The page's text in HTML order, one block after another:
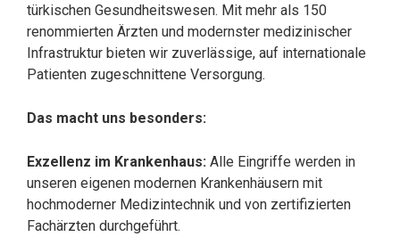
türkischen Gesundheitswesen. Mit mehr als 150
renommierten Ärzten und modernster medizinischer
Infrastruktur bieten wir zuverlässige, auf internationale
Patienten zugeschnittene Versorgung.
Das macht uns besonders:
Exzellenz im Krankenhaus: Alle Eingriffe werden in
unseren eigenen modernen Krankenhäusern mit
hochmoderner Medizintechnik und von zertifizierten
Fachärzten durchgeführt.